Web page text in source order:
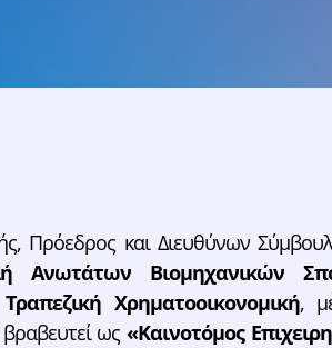
Πρόεδρος και Διευθύνων
Ανωτάτων Βιομηχανικών
Τραπεζική Χρηματοοικονομική,
ως «Καινοτόμος